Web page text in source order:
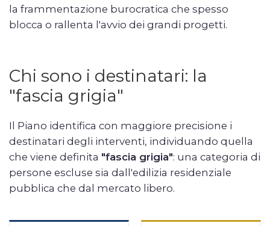
la frammentazione burocratica che spesso
blocca o rallenta l'avvio dei grandi progetti.
Chi sono i destinatari: la
"fascia grigia"
Il Piano identifica con maggiore precisione i
destinatari degli interventi, individuando quella
che viene definita "fascia grigia": una categoria di
persone escluse sia dall'edilizia residenziale
pubblica che dal mercato libero.